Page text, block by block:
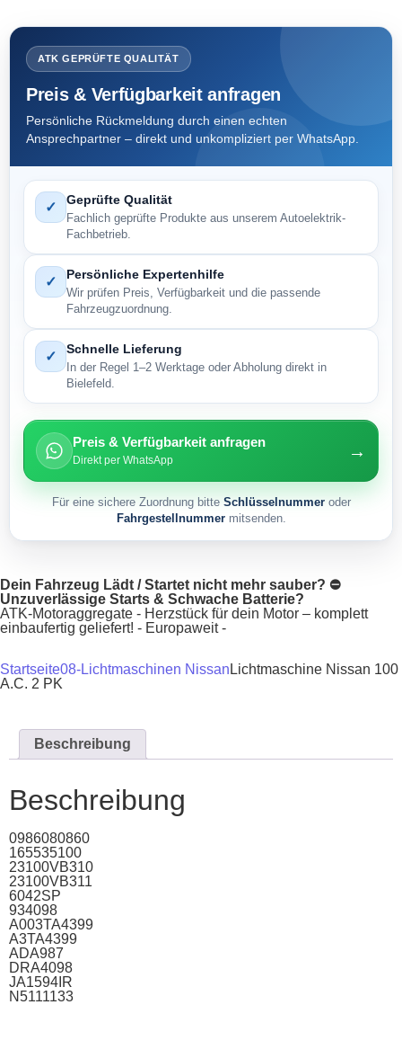
ATK GEPRÜFTE QUALITÄT
Preis & Verfügbarkeit anfragen
Persönliche Rückmeldung durch einen echten
Ansprechpartner – direkt und unkompliziert per WhatsApp.
✓ Geprüfte Qualität
Fachlich geprüfte Produkte aus unserem Autoelektrik-
Fachbetrieb.
✓ Persönliche Expertenhilfe
Wir prüfen Preis, Verfügbarkeit und die passende
Fahrzeugzuordnung.
✓ Schnelle Lieferung
In der Regel 1–2 Werktage oder Abholung direkt in
Bielefeld.
Preis & Verfügbarkeit anfragen
Direkt per WhatsApp →
Für eine sichere Zuordnung bitte Schlüsselnummeroder
Fahrgestellnummermitsenden.
Dein Fahrzeug Lädt / Startet nicht mehr sauber? ⛔
Unzuverlässige Starts & Schwache Batterie?
ATK-Motoraggregate - Herzstück für dein Motor – komplett
einbaufertig geliefert! - Europaweit -
Startseite08-Lichtmaschinen Nissan Lichtmaschine Nissan 100
A.C. 2 PK
Beschreibung
Beschreibung
0986080860
165535100
23100VB310
23100VB311
6042SP
934098
A003TA4399
A3TA4399
ADA987
DRA4098
JA1594IR
N5111133